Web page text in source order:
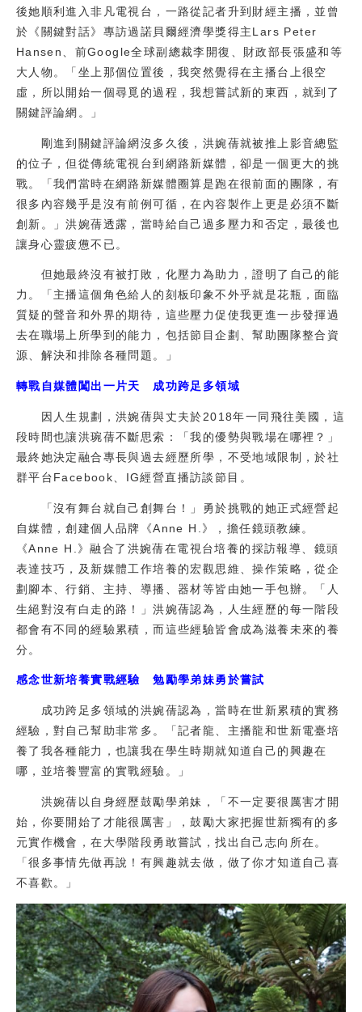
後她順利進入非凡電視台，一路從記者升到財經主播，並曾
於《關鍵對話》專訪過諾貝爾經濟學獎得主Lars Peter
Hansen、前Google全球副總裁李開復、財政部長張盛和等
大人物。「坐上那個位置後，我突然覺得在主播台上很空
虛，所以開始一個尋覓的過程，我想嘗試新的東西，就到了
關鍵評論網。」
剛進到關鍵評論網沒多久後，洪婉蒨就被推上影音總監
的位子，但從傳統電視台到網路新媒體，卻是一個更大的挑
戰。「我們當時在網路新媒體圈算是跑在很前面的團隊，有
很多內容幾乎是沒有前例可循，在內容製作上更是必須不斷
創新。」洪婉蒨透露，當時給自己過多壓力和否定，最後也
讓身心靈疲憊不已。
但她最終沒有被打敗，化壓力為助力，證明了自己的能
力。「主播這個角色給人的刻板印象不外乎就是花瓶，面臨
質疑的聲音和外界的期待，這些壓力促使我更進一步發揮過
去在職場上所學到的能力，包括節目企劃、幫助團隊整合資
源、解決和排除各種問題。」
轉戰自媒體闖出一片天 成功跨足多領域
因人生規劃，洪婉蒨與丈夫於2018年一同飛往美國，這
段時間也讓洪琬蒨不斷思索：「我的優勢與戰場在哪裡？」
最終她決定融合專長與過去經歷所學，不受地域限制，於社
群平台Facebook、IG經營直播訪談節目。
「沒有舞台就自己創舞台！」勇於挑戰的她正式經營起
自媒體，創建個人品牌《Anne H.》，擔任鏡頭教練。
《Anne H.》融合了洪婉蒨在電視台培養的採訪報導、鏡頭
表達技巧，及新媒體工作培養的宏觀思維、操作策略，從企
劃腳本、行銷、主持、導播、器材等皆由她一手包辦。「人
生絕對沒有白走的路！」洪婉蒨認為，人生經歷的每一階段
都會有不同的經驗累積，而這些經驗皆會成為滋養未來的養
分。
感念世新培養實戰經驗 勉勵學弟妹勇於嘗試
成功跨足多領域的洪婉蒨認為，當時在世新累積的實務
經驗，對自己幫助非常多。「記者龍、主播龍和世新電臺培
養了我各種能力，也讓我在學生時期就知道自己的興趣在
哪，並培養豐富的實戰經驗。」
洪婉蒨以自身經歷鼓勵學弟妹，「不一定要很厲害才開
始，你要開始了才能很厲害」，鼓勵大家把握世新獨有的多
元實作機會，在大學階段勇敢嘗試，找出自己志向所在。
「很多事情先做再說！有興趣就去做，做了你才知道自己喜
不喜歡。」